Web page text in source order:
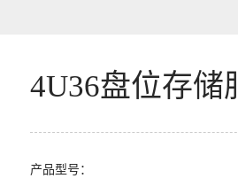
4U36盘位存储
产品型号：